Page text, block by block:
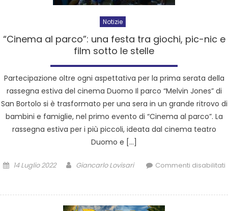
Notizie
“Cinema al parco”: una festa tra giochi, pic-nic e
film sotto le stelle
Partecipazione oltre ogni aspettativa per la prima serata della
rassegna estiva del cinema Duomo Il parco “Melvin Jones” di
San Bortolo si è trasformato per una sera in un grande ritrovo di
bambini e famiglie, nel primo evento di “Cinema al parco”. La
rassegna estiva per i più piccoli, ideata dal cinema teatro
Duomo e […]
14 Luglio 2022 Giancarlo Lovisari Commenti disabilitati